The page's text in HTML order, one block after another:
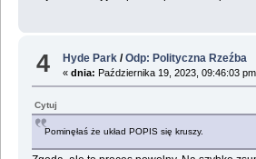
4 Hyde Park /Odp: Polityczna Rzeźba
«dnia: Października 19, 2023, 09:46:03
Cytuj
Pominęłaś że układ POPIS się kruszy.